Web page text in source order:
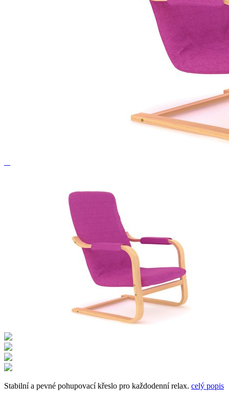
Stabilní a pevné pohupovací křeslo pro každodenní relax. celý popis